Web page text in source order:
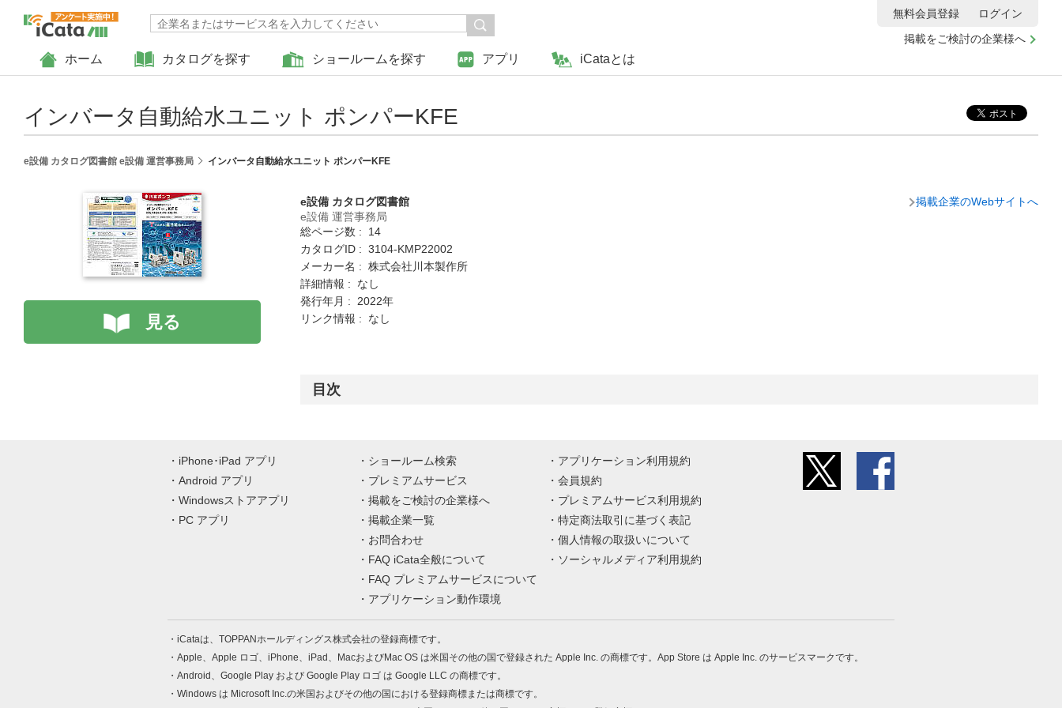
ホーム カタログを探す ショールームを探す アプリ iCataとは
掲載をご検討の企業様へ
無料会員登録 ログイン
インバータ自動給水ユニット ポンパーKFE
e設備 カタログ図書館 e設備 運営事務局 インバータ自動給水ユニット ポンパーKFE
見る
e設備 カタログ図書館
e設備 運営事務局
総ページ数 : 14
カタログID : 3104-KMP22002
メーカー名 : 株式会社川本製作所
詳細情報 : なし
発行年月 : 2022年
リンク情報 : なし
掲載企業のWebサイトへ
目次
iPhone･iPad アプリ
Android アプリ
Windowsストアアプリ
PC アプリ
ショールーム検索
プレミアムサービス
掲載をご検討の企業様へ
掲載企業一覧
お問合わせ
FAQ iCata全般について
FAQ プレミアムサービスについて
アプリケーション動作環境
アプリケーション利用規約
会員規約
プレミアムサービス利用規約
特定商法取引に基づく表記
個人情報の取扱いについて
ソーシャルメディア利用規約
iCataは、TOPPANホールディングス株式会社の登録商標です。
Apple、Apple ロゴ、iPhone、iPad、MacおよびMac OS は米国その他の国で登録された Apple Inc. の商標です。App Store は Apple Inc. のサービスマークです。
Android、Google Play および Google Play ロゴ は Google LLC の商標です。
Windows は Microsoft Inc.の米国およびその他の国における登録商標または商標です。